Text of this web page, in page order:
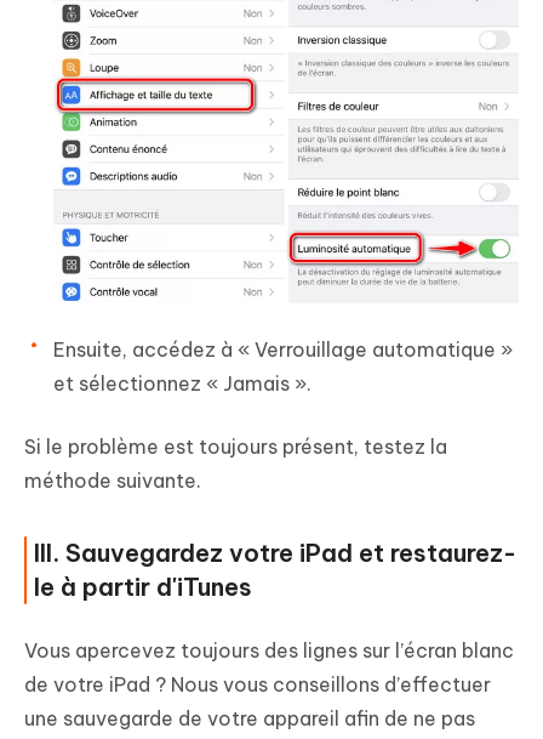
Ensuite, accédez à « Verrouillage automatique »
et sélectionnez « Jamais ».
Si le problème est toujours présent, testez la
méthode suivante.
III. Sauvegardez votre iPad et restaurez-
le à partir d'iTunes
Vous apercevez toujours des lignes sur l’écran blanc
de votre iPad ? Nous vous conseillons d’effectuer
une sauvegarde de votre appareil afin de ne pas